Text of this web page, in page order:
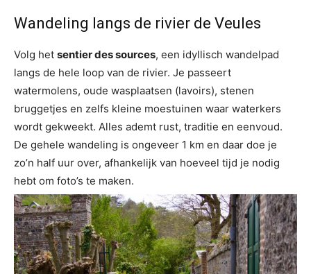
Wandeling langs de rivier de Veules
Volg het sentier des sources, een idyllisch wandelpad
langs de hele loop van de rivier. Je passeert
watermolens, oude wasplaatsen (lavoirs), stenen
bruggetjes en zelfs kleine moestuinen waar waterkers
wordt gekweekt. Alles ademt rust, traditie en eenvoud.
De gehele wandeling is ongeveer 1 km en daar doe je
zo’n half uur over, afhankelijk van hoeveel tijd je nodig
hebt om foto’s te maken.